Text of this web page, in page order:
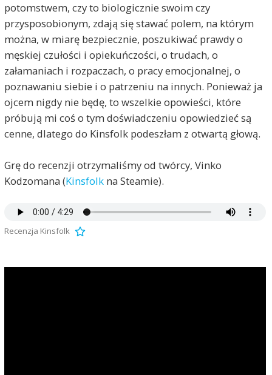
potomstwem, czy to biologicznie swoim czy
przysposobionym, zdają się stawać polem, na którym
można, w miarę bezpiecznie, poszukiwać prawdy o
męskiej czułości i opiekuńczości, o trudach, o
załamaniach i rozpaczach, o pracy emocjonalnej, o
poznawaniu siebie i o patrzeniu na innych. Ponieważ ja
ojcem nigdy nie będę, to wszelkie opowieści, które
próbują mi coś o tym doświadczeniu opowiedzieć są
cenne, dlatego do Kinsfolk podeszłam z otwartą głową.
Grę do recenzji otrzymaliśmy od twórcy, Vinko
Kodzomana (Kinsfolkna Steamie).
Recenzja Kinsfolk